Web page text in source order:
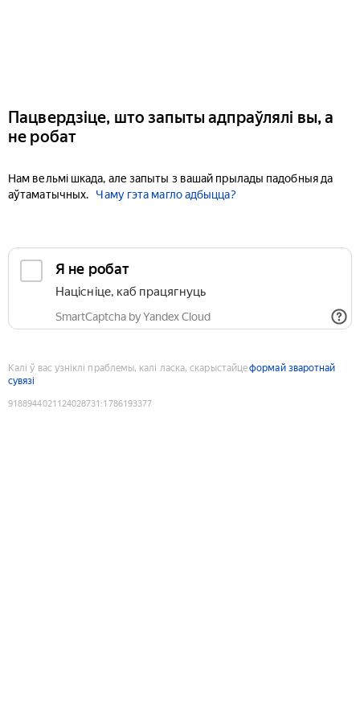
Пацвердзіце, што запыты адпраўлялі вы, а
не робат
Нам вельмі шкада, але запыты з вашай прылады падобныя да
аўтаматычных.
Чаму гэта магло адбыцца?
Я не робат
Націсніце, каб працягнуць
SmartCaptcha by Yandex Cloud
Калі ў вас узніклі праблемы, калі ласка, скарыстайцеформай зваротнай
сувязі
9188944021124028731 :1786193377